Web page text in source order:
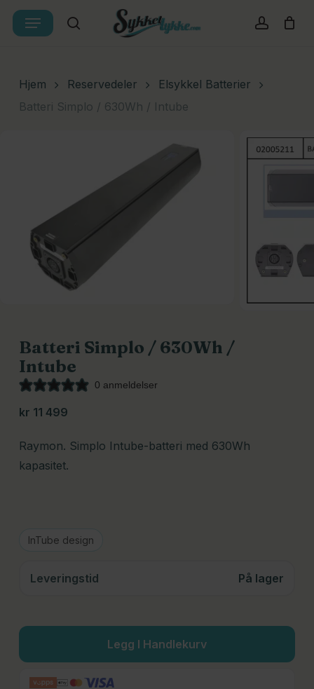
Skip
Products
search
search account
Menu
Cart
Close
Hjem Reservedeler
Elsykkel Batterier
Batteri Simplo / 630Wh / Intube
Batteri Simplo / 630Wh /
Intube
0 anmeldelser
kr 11 499
Raymon. Simplo Intube-batteri med 630Wh
kapasitet.
InTube design
Leveringstid På lager
Legg I Handlekurv